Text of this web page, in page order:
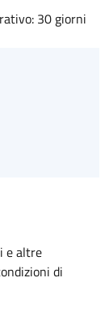
30 giorni
e altre
di